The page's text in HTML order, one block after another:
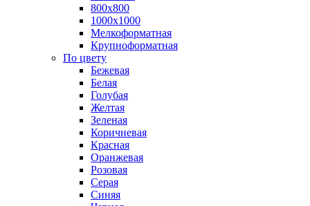
800х800
1000х1000
Мелкоформатная
Крупноформатная
По цвету
Бежевая
Белая
Голубая
Желтая
Зеленая
Коричневая
Красная
Оранжевая
Розовая
Серая
Синяя